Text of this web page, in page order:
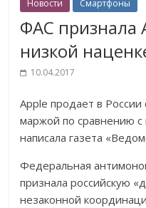
Новости Смартфоны
ФАС признала
низкой
10.04.2017
Apple продает в
маржой по сравнению
написала газета
Федеральная
признала российскую
незаконной